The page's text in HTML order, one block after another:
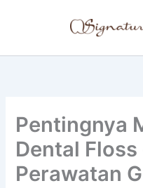
Pentingnya
Dental Floss
Perawatan